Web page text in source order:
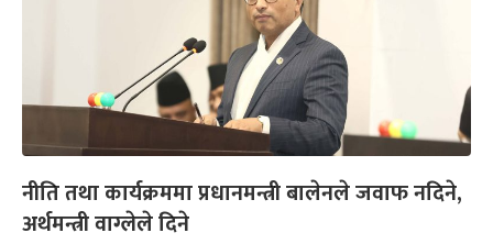
नीति तथा कार्यक्रममा प्रधानमन्त्री बालेनले जवाफ नदिने,
अर्थमन्त्री वाग्लेले दिने